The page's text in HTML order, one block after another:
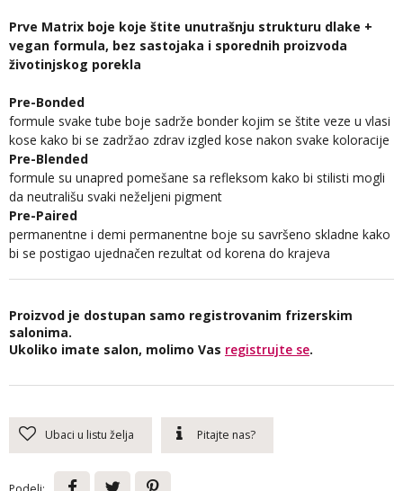
Prve Matrix boje koje štite unutrašnju strukturu dlake +
vegan formula, bez sastojaka i sporednih proizvoda
životinjskog porekla
Pre-Bonded
formule svake tube boje sadrže bonder kojim se štite veze u vlasi
kose kako bi se zadržao zdrav izgled kose nakon svake koloracije
Pre-Blended
formule su unapred pomešane sa refleksom kako bi stilisti mogli
da neutrališu svaki neželjeni pigment
Pre-Paired
permanentne i demi permanentne boje su savršeno skladne kako
bi se postigao ujednačen rezultat od korena do krajeva
Proizvod je dostupan samo registrovanim frizerskim
salonima.
Ukoliko imate salon, molimo Vas registrujte se.
Ubaci u listu želja Pitajte nas?